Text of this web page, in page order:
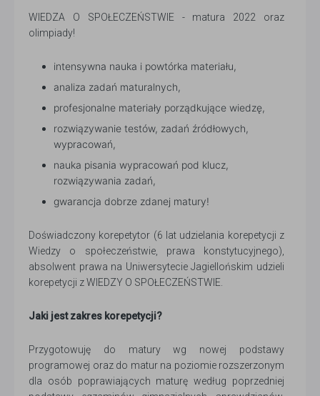
WIEDZA O SPOŁECZEŃSTWIE - matura 2022 oraz
olimpiady!
intensywna nauka i powtórka materiału,
analiza zadań maturalnych,
profesjonalne materiały porządkujące wiedzę,
rozwiązywanie testów, zadań źródłowych,
wypracowań,
nauka pisania wypracowań pod klucz,
rozwiązywania zadań,
gwarancja dobrze zdanej matury!
Doświadczony korepetytor (6 lat udzielania korepetycji z
Wiedzy o społeczeństwie, prawa konstytucyjnego),
absolwent prawa na Uniwersytecie Jagiellońskim udzieli
korepetycji z WIEDZY O SPOŁECZEŃSTWIE.
Jaki jest zakres korepetycji?
Przygotowuję do matury wg nowej podstawy
programowej oraz do matur na poziomie rozszerzonym
dla osób poprawiających maturę według poprzedniej